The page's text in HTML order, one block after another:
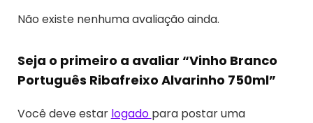
Não existe nenhuma avaliação ainda.
Seja o primeiro a avaliar “Vinho Branco
Português Ribafreixo Alvarinho 750ml”
Você deve estar logado para postar uma